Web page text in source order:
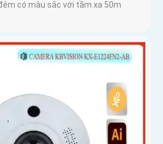
có màu sắc với tầm xa 50m